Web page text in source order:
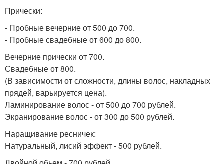
Прически:
- Пробные вечерние от 500 до 700.
- Пробные свадебные от 600 до 800.
Вечерние прически от 700.
Свадебные от 800.
(В зависимости от сложности, длины волос, накладных
прядей, варьируется цена).
Ламинирование волос - от 500 до 700 рублей.
Экранирование волос - от 300 до 500 рублей.
Наращивание ресничек:
Натуральный, лисий эффект - 500 рублей.